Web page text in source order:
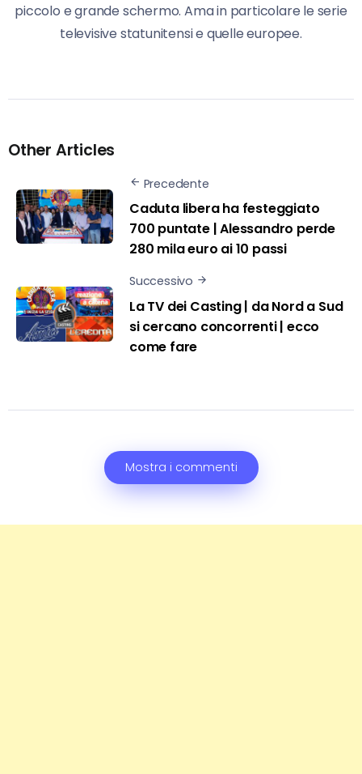
piccolo e grande schermo. Ama in particolare le serie
televisive statunitensi e quelle europee.
Other Articles
Precedente
Caduta libera ha festeggiato
700 puntate | Alessandro perde
280 mila euro ai 10 passi
Successivo
La TV dei Casting | da Nord a Sud
si cercano concorrenti | ecco
come fare
Mostra i commenti